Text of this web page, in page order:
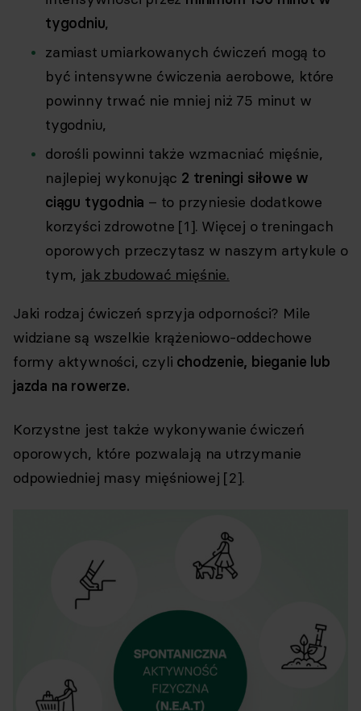
tygodniu,
zamiast umiarkowanych ćwiczeń mogą to
być intensywne ćwiczenia aerobowe, które
powinny trwać nie mniej niż 75 minut w
tygodniu,
dorośli powinni także wzmacniać mięśnie,
najlepiej wykonując 2 treningi siłowe w
ciągu tygodnia – to przyniesie dodatkowe
korzyści zdrowotne [1]. Więcej o treningach
oporowych przeczytasz w naszym artykule o
tym, jak zbudować mięśnie.
Jaki rodzaj ćwiczeń sprzyja odporności? Mile
widziane są wszelkie krążeniowo-oddechowe
formy aktywności, czyli chodzenie, bieganie lub
jazda na rowerze.
Korzystne jest także wykonywanie ćwiczeń
oporowych, które pozwalają na utrzymanie
odpowiedniej masy mięśniowej [2].